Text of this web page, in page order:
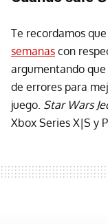
Te recordamos que
semanas con
argumentando
de errores para
juego. Star Wars
Xbox Series X|S y